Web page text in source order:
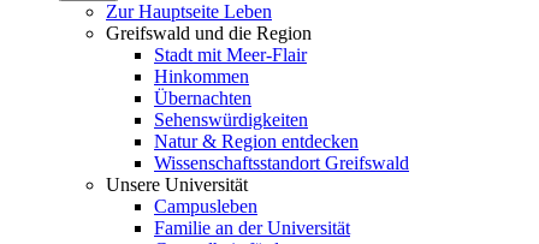
Zur Hauptseite Leben
Greifswald und die Region
Stadt mit Meer-Flair
Hinkommen
Übernachten
Sehenswürdigkeiten
Natur & Region entdecken
Wissenschaftsstandort Greifswald
Unsere Universität
Campusleben
Familie an der Universität